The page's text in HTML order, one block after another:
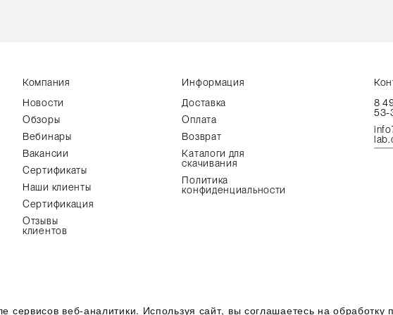
Компания
Новости
Обзоры
Вебинары
Вакансии
Сертификаты
Наши клиенты
Сертификация
Отзывы
клиентов
Информация
Доставка
Оплата
Возврат
Каталоги для
скачивания
Политика
конфиденциальности
8
53-
не является публичной офертой,
Все права защищены
веб-аналитики. Используя сайт, вы соглашаетесь на обработку